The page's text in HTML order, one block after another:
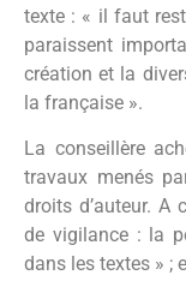
texte : « il faut
paraissent
création et la
la française ».
La conseillère
travaux menés
droits d’auteur. A
de vigilance : la
dans les textes » ;